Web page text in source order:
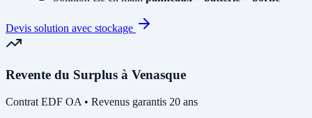
Devis solution avec stockage
Revente du Surplus à Venasque
Contrat EDF OA • Revenus garantis 20 ans